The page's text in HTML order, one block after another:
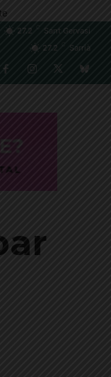
27.2
Sant Gervasi
27.2
Sarrià